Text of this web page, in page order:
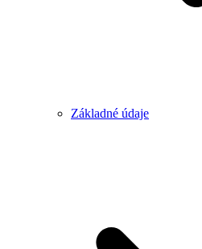
Základné údaje